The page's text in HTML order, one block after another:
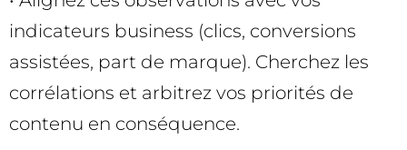
indicateurs business (clics, conversions
assistées, part de marque). Cherchez les
corrélations et arbitrez vos priorités de
contenu en conséquence.